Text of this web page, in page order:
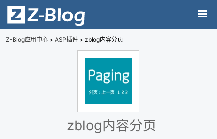
Z-Blog应用中心 > ASP插件 > zblog内容分页
zblog内容分页